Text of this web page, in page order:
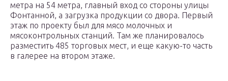
метра на 54 метра, главный вход со стороны улицы
Фонтанной, а загрузка продукции со двора. Первый
этаж по проекту был для мясо молочных и
мясоконтрольных станций. Там же планировалось
разместить 485 торговых мест, и еще какую-то часть
в галерее на втором этаже.